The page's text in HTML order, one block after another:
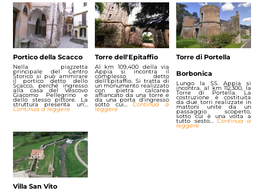
Portico della Scacco
Nella piazzetta
principale del Centro
Storico si può ammirare
il portico detto dello
Scacco, perché ingresso
alla casa del Vescovo
Giacomo Pellegrino e
dello stesso pittore. La
struttura presenta un'…
Continua a leggere
Torre dell'Epitaffio
Al km 109,400 della via
Appia si incontra il
complesso detto
dell'Epitaffio. Si tratta di
un monumento realizzato
con pietra calcarea
affiancato da una torre e
da una porta d'ingresso
sotto cui…Continua a
leggere
Torre di Portella
Borbonica
Lungo la SS. Appia si
incontra, al km 112.300, la
Torre di Portella. La
costruzione è costituita
da due torri realizzate in
mattoni unite da un
passaggio scoperto,
sotto cui è una volta a
tutto sesto… Continua a
leggere
Villa San Vito